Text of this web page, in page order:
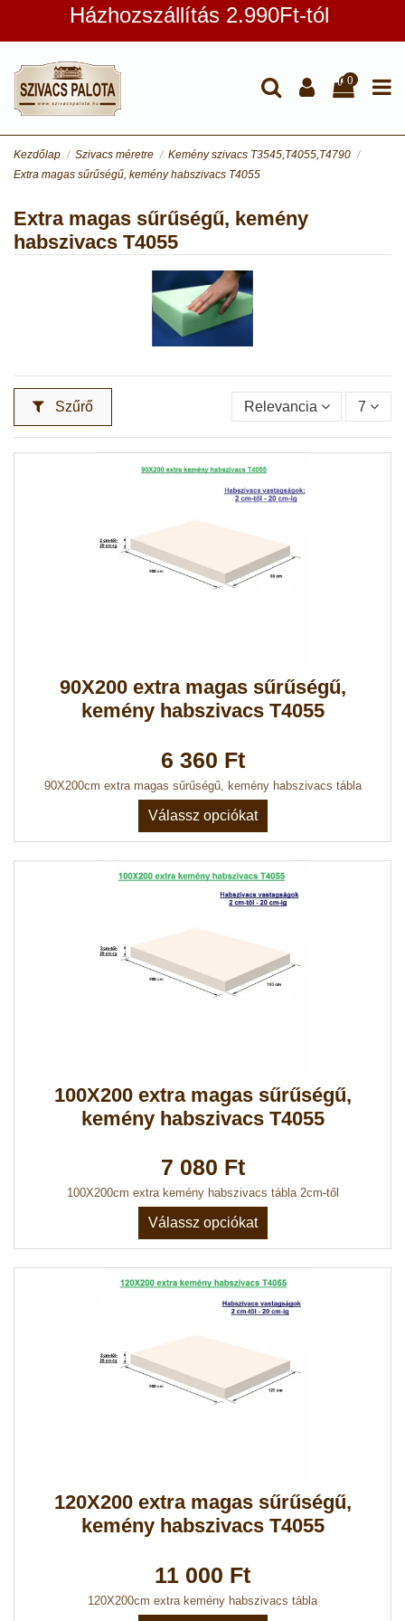
Házhozszállítás 2.990Ft-tól
0
Kezdőlap Szivacs méretre
Kemény szivacs T3545,T4055,T4790
Extra magas sűrűségű, kemény habszivacs T4055
Extra magas sűrűségű, kemény
habszivacs T4055
Szűrő Relevancia 7
90X200 extra magas sűrűségű,
kemény habszivacs T4055
6 360 Ft
90X200cm extra magas sűrűségű, kemény habszivacs tábla
Válassz opciókat
100X200 extra magas sűrűségű,
kemény habszivacs T4055
7 080 Ft
100X200cm extra kemény habszivacs tábla 2cm-től
Válassz opciókat
120X200 extra magas sűrűségű,
kemény habszivacs T4055
11 000 Ft
120X200cm extra kemény habszivacs tábla